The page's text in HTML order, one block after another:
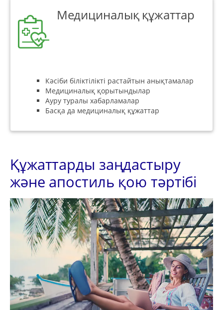
Медициналық құжаттар
Кәсіби біліктілікті растайтын анықтамалар
Медициналық қорытындылар
Ауру туралы хабарламалар
Басқа да медициналық құжаттар
Құжаттарды заңдастыру
және апостиль қою тәртібі